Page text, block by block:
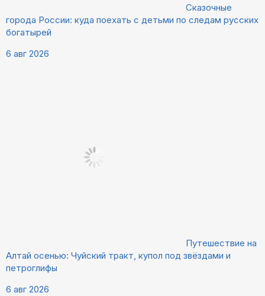
Сказочные
города России: куда поехать с детьми по следам русских
богатырей
6 авг 2026
Путешествие на
Алтай осенью: Чуйский тракт, купол под звёздами и
петроглифы
6 авг 2026